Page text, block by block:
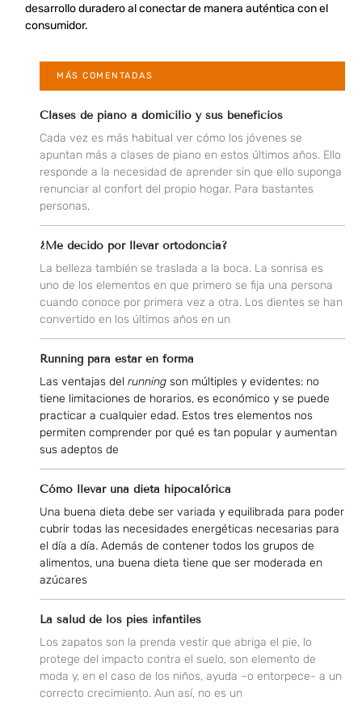
desarrollo duradero al conectar de manera auténtica con el
consumidor.
MÁS COMENTADAS
Clases de piano a domicilio y sus beneficios
Cada vez es más habitual ver cómo los jóvenes se
apuntan más a clases de piano en estos últimos años. Ello
responde a la necesidad de aprender sin que ello suponga
renunciar al confort del propio hogar. Para bastantes
personas,
¿Me decido por llevar ortodoncia?
La belleza también se traslada a la boca. La sonrisa es
uno de los elementos en que primero se fija una persona
cuando conoce por primera vez a otra. Los dientes se han
convertido en los últimos años en un
Running para estar en forma
Las ventajas delrunning son múltiples y evidentes: no
tiene limitaciones de horarios, es económico y se puede
practicar a cualquier edad. Estos tres elementos nos
permiten comprender por qué es tan popular y aumentan
sus adeptos de
Cómo llevar una dieta hipocalórica
Una buena dieta debe ser variada y equilibrada para poder
cubrir todas las necesidades energéticas necesarias para
el día a día. Además de contener todos los grupos de
alimentos, una buena dieta tiene que ser moderada en
azúcares
La salud de los pies infantiles
Los zapatos son la prenda vestir que abriga el pie, lo
protege del impacto contra el suelo, son elemento de
moda y, en el caso de los niños, ayuda –o entorpece- a un
correcto crecimiento. Aun así, no es un